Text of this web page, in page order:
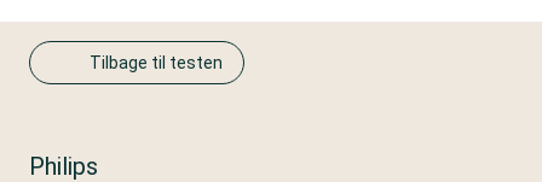
Tilbage til testen
Philips